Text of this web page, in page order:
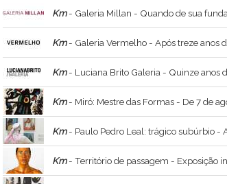
Km- Galeria Millan - Quando de sua fundação, em 1986, a Galeria Millan buscava apresentar
Km- Galeria Vermelho - Após treze anos de existência, a Vermelho estabeleceu-se como uma alternativa à
Km- Luciana Brito Galeria - Quinze anos depois de inovar a cena artística paulistana com seu espaço na Vila Olímpia – um
Km- Miró: Mestre das Formas - De 7 de agosto a 12 de outubro de 2026, o MAB FAAP recebe Miró:
Km- Paulo Pedro Leal: trágico subúrbio - A primeira exposição institucional de Paulo Pedro Leal (1894 – 1968), pintor brasileiro
Km- Território de passagem - Exposição inédita Território de passagem traz ao MIS a primeira individual de Ruchita em São